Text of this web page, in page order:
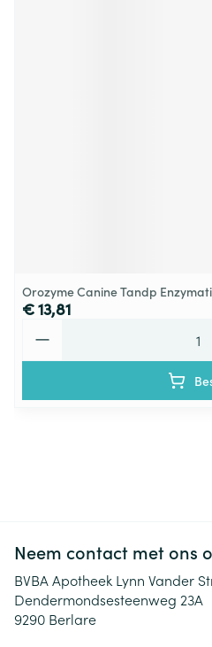
Orozyme Canine Tandp
€ 13,81
Neem contact met ons
BVBA Apotheek Lynn Vander
Dendermondsesteenweg 23A
9290 Berlare